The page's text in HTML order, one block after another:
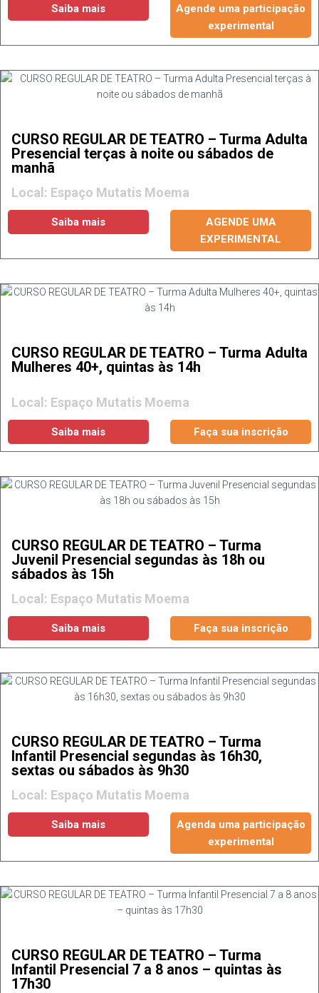
Saiba mais
Agende uma participação
experimental
CURSO REGULAR DE TEATRO – Turma Adulta
Presencial terças à noite ou sábados de
manhã
Local: Espaço Mutatis Moema
Saiba mais
AGENDE UMA
EXPERIMENTAL
CURSO REGULAR DE TEATRO – Turma Adulta
Mulheres 40+, quintas às 14h
Local: Espaço Mutatis Moema
Saiba mais Faça sua inscrição
CURSO REGULAR DE TEATRO – Turma
Juvenil Presencial segundas às 18h ou
sábados às 15h
Local: Espaço Mutatis Moema
Saiba mais Faça sua inscrição
CURSO REGULAR DE TEATRO – Turma
Infantil Presencial segundas às 16h30,
sextas ou sábados às 9h30
Local: Espaço Mutatis Moema
Saiba mais
Agenda uma participação
experimental
CURSO REGULAR DE TEATRO – Turma
Infantil Presencial 7 a 8 anos – quintas às
17h30